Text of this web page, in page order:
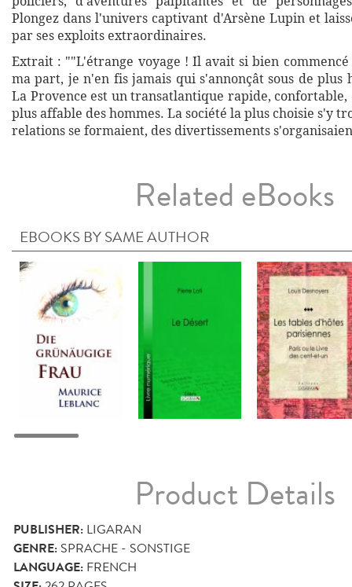
Plongez dans l'univers captivant d'Arsène Lupin et
par ses exploits extraordinaires.
Extrait : ""L'étrange voyage ! Il avait si bien
ma part, je n'en fis jamais qui s'annonçât sous de plus
La Provence est un transatlantique rapide,
plus affable des hommes. La société la plus choisie s'y
relations se formaient, des divertissements
Related eBooks
EBOOKS BY SAME AUTHOR
Product Details
PUBLISHER: LIGARAN
GENRE: SPRACHE - SONSTIGE
LANGUAGE: FRENCH